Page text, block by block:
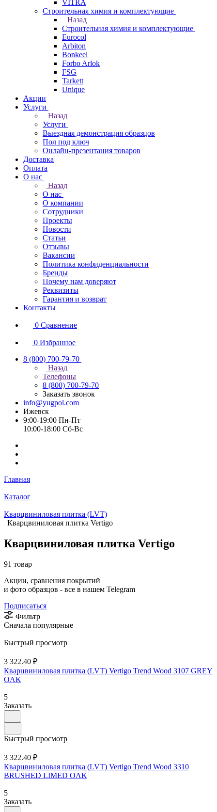
VITRA
Строительная химия и комплектующие
Назад
Строительная химия и комплектующие
Eurocol
Arbiton
Bonkeel
Forbo Arlok
FSG
Tarkett
Unique
Акции
Услуги
Назад
Услуги
Выездная демонстрация образцов
Пол под ключ
Онлайн-презентация товаров
Доставка
Оплата
О нас
Назад
О нас
О компании
Сотрудники
Проекты
Новости
Статьи
Отзывы
Вакансии
Политика конфиденциальности
Бренды
Почему нам доверяют
Реквизиты
Гарантия и возврат
Контакты
0 Сравнение
0 Избранное
8 (800) 700-79-70
Назад
Телефоны
8 (800) 700-79-70
Заказать звонок
info@yugpol.com
Ижевск
9:00-19:00 Пн-Пт
10:00-18:00 Cб-Вс
Главная
Каталог
Кварцвиниловая плитка (LVT)
Кварцвиниловая плитка Vertigo
Кварцвиниловая плитка Vertigo
91 товар
Акции, сравнения покрытий
и фото образцов - все в нашем Telegram
Подписаться
Фильтр
Сначала популярные
Быстрый просмотр
3 322.40 ₽
Кварцвиниловая плитка (LVT) Vertigo Trend Wood 3107 GREY
OAK
5
Заказать
Быстрый просмотр
3 322.40 ₽
Кварцвиниловая плитка (LVT) Vertigo Trend Wood 3310
BRUSHED LIMED OAK
5
Заказать